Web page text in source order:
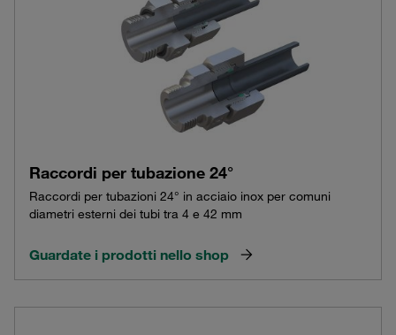
Raccordi per tubazione 24°
Raccordi per tubazioni 24° in acciaio inox per comuni
diametri esterni dei tubi tra 4 e 42 mm
Guardate i prodotti nello shop